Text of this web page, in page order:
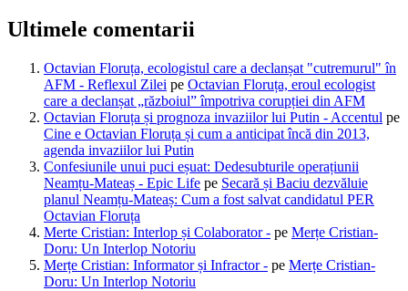
Ultimele comentarii
Octavian Floruța, ecologistul care a declanșat "cutremurul" în
AFM - Reflexul Zilei pe Octavian Floruța, eroul ecologist
care a declanșat „războiul” împotriva corupției din AFM
Octavian Floruța și prognoza invaziilor lui Putin - Accentul pe
Cine e Octavian Floruța și cum a anticipat încă din 2013,
agenda invaziilor lui Putin
Confesiunile unui puci eșuat: Dedesubturile operațiunii
Neamțu-Mateaș - Epic Life pe Secară și Baciu dezvăluie
planul Neamțu-Mateaș: Cum a fost salvat candidatul PER
Octavian Floruța
Merte Cristian: Interlop și Colaborator - pe Merțe Cristian-
Doru: Un Interlop Notoriu
Merțe Cristian: Informator și Infractor - pe Merțe Cristian-
Doru: Un Interlop Notoriu